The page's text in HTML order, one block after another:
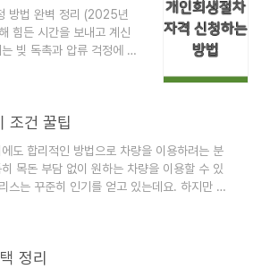
인회생제도 알아보기개인
?개인회생 제도는 재정적
했지만, 장래에 지속적인 수
개인 채무자를 위한 제도
방법 완벽 정리 (2025년
힘든 시간을 보내고 계신
빚 독촉과 압류 걱정에 밤
을 겁니다. 이러한 어려움
디서부터 어떻게 시작해야
는 2025년 최신 정보를 바
격 요건과 신청 방법에 대해
니다.개인회생절차, 정확히
차 란, 재정적 어려움으로
을 얻을 가능성이 있는 사
조건 꿀팁
도 합리적인 방법으로 차량을 이용하려는 분
목돈 부담 없이 원하는 차량을 이용할 수 있
스는 꾸준히 인기를 얻고 있는데요. 하지만 막
차이점이 무엇인지, 어떤 조건이 나에게 유리
리스는 차량을 이용하는 방식에서 가장 큰 차
정리